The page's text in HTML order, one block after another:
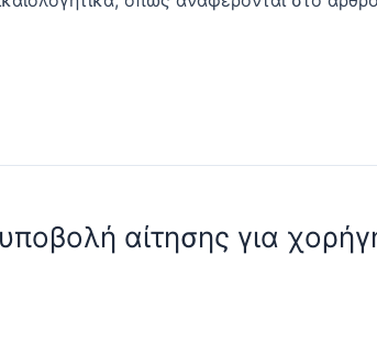
αίτησης για